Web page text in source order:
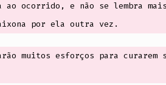
ao ocorrido, e não se lembra
por ela outra vez.
muitos esforços para curarem